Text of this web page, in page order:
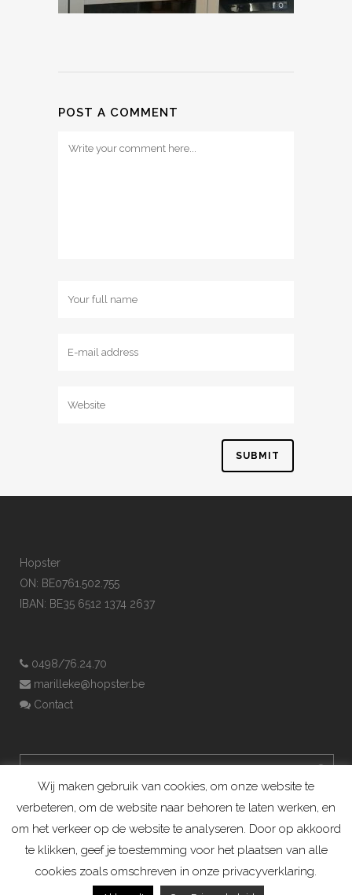
POST A COMMENT
Hopster
ON: BE0761.502.755
IBAN: BE35 6512 1374 2637
0498/76.24.70
marilleke@hopster.be
Contact
Konijnenadviesbureau Hopster ©2019
Wij maken gebruik van cookies, om onze website te
verbeteren, om de website naar behoren te laten werken, en
om het verkeer op de website te analyseren. Door op akkoord
te klikken, geef je toestemming voor het plaatsen van alle
cookies zoals omschreven in onze privacyverklaring.